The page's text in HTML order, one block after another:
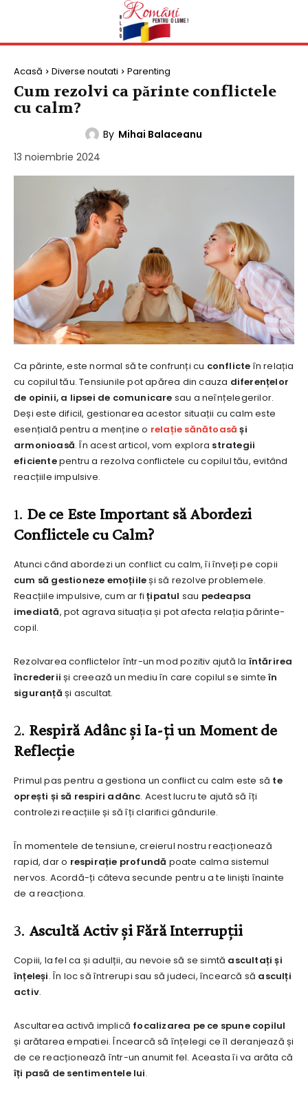
Acasă Diverse noutati Parenting
Cum rezolvi ca părinte conflictele
cu calm?
By Mihai Balaceanu
13 noiembrie 2024
Ca părinte, este normal să te confrunți cu conflicte în relația
cu copilul tău. Tensiunile pot apărea din cauza diferențelor
de opinii, a lipsei de comunicare sau a neînțelegerilor.
Deși este dificil, gestionarea acestor situații cu calm este
esențială pentru a menține o relație sănătoasă și
armonioasă. În acest articol, vom explora strategii
eficientepentru a rezolva conflictele cu copilul tău, evitând
reacțiile impulsive.
1. De ce Este Important să Abordezi
Conflictele cu Calm?
Atunci când abordezi un conflict cu calm, îi înveți pe copii
cum să gestioneze emoțiileși să rezolve problemele.
Reacțiile impulsive, cum ar fițipatul sau pedeapsa
imediată, pot agrava situația și pot afecta relația părinte-
copil.
Rezolvarea conflictelor într-un mod pozitiv ajută la întărirea
încrederii și creează un mediu în care copilul se simteîn
siguranță și ascultat.
2. Respiră Adânc și Ia-ți un Moment de
Reflecție
Primul pas pentru a gestiona un conflict cu calm este să te
oprești și să respiri adânc. Acest lucru te ajută să îți
controlezi reacțiile și să îți clarifici gândurile.
În momentele de tensiune, creierul nostru reacționează
rapid, dar o respirație profundă poate calma sistemul
nervos. Acordă-ți câteva secunde pentru a te liniști înainte
de a reacționa.
3. Ascultă Activ și Fără Interrupții
Copiii, la fel ca și adulții, au nevoie să se simtă ascultați și
înțeleși. În loc să întrerupi sau să judeci, încearcă să asculți
activ.
Ascultarea activă implică focalizarea pe ce spune copilul
și arătarea empatiei. Încearcă să înțelegi ce îl deranjează și
de ce reacționează într-un anumit fel. Aceasta îi va arăta că
îți pasă de sentimentele lui.